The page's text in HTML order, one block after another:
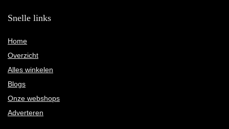
Snelle links
Home
Overzicht
Alles winkelen
Blogs
Onze webshops
Adverteren